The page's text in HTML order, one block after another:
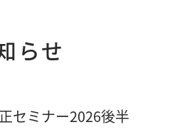
らせ
セミナー2026後半